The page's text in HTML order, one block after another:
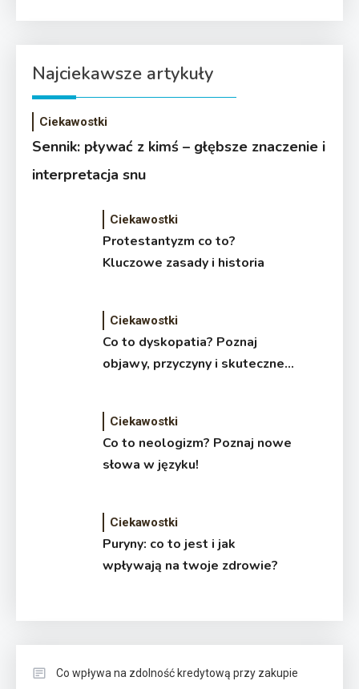
Najciekawsze artykuły
Ciekawostki
Sennik: pływać z kimś – głębsze znaczenie i
interpretacja snu
Ciekawostki
Protestantyzm co to?
Kluczowe zasady i historia
Ciekawostki
Co to dyskopatia? Poznaj
objawy, przyczyny i skuteczne
Ciekawostki
Co to neologizm? Poznaj nowe
słowa w języku!
Ciekawostki
Puryny: co to jest i jak
wpływają na twoje zdrowie?
Co wpływa na zdolność kredytową przy zakupie